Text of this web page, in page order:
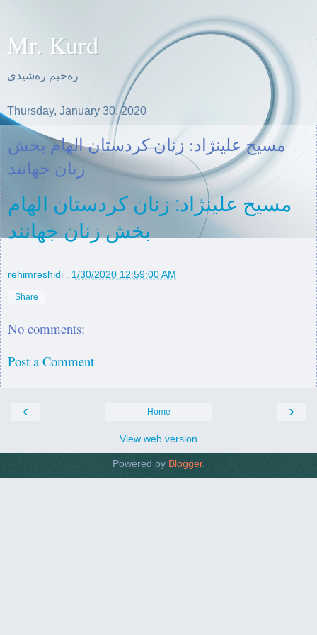
Mr. Kurd
ره‌حیم ره‌شیدی
Thursday, January 30, 2020
مسیح علینژاد: زنان کردستان الھام بخش
زنان جھانند
مسیح علینژاد: زنان کردستان الھام
بخش زنان جھانند
rehimreshidi 1/30/2020 12:59:00 AM
Share
No comments:
Post a Comment
‹ ›
Home
View web version
Powered by Blogger.